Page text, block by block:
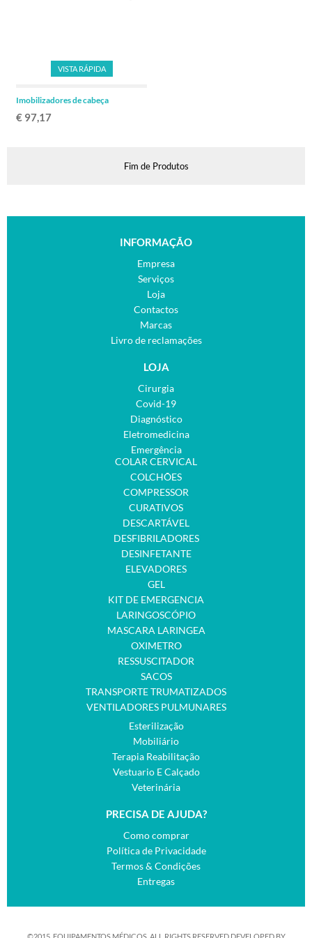
Imobilizadores de cabeça
€ 97,17
VISTA RÁPIDA
Fim de Produtos
INFORMAÇÃO
Empresa
Serviços
Loja
Contactos
Marcas
Livro de reclamações
LOJA
Cirurgia
Covid-19
Diagnóstico
Eletromedicina
Emergência
COLAR CERVICAL
COLCHÕES
COMPRESSOR
CURATIVOS
DESCARTÁVEL
DESFIBRILADORES
DESINFETANTE
ELEVADORES
GEL
KIT DE EMERGENCIA
LARINGOSCÓPIO
MASCARA LARINGEA
OXIMETRO
RESSUSCITADOR
SACOS
TRANSPORTE TRUMATIZADOS
VENTILADORES PULMUNARES
Esterilização
Mobiliário
Terapia Reabilitação
Vestuario E Calçado
Veterinária
PRECISA DE AJUDA?
Como comprar
Política de Privacidade
Termos & Condições
Entregas